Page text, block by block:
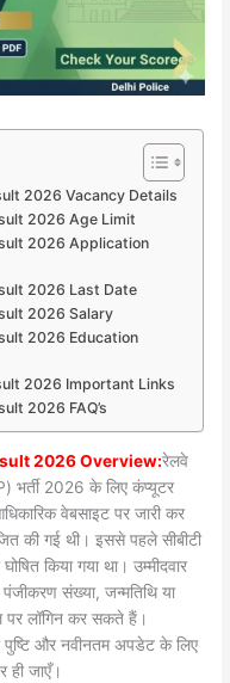
2026 Vacancy Details
2026 Age Limit
2026 Application
2026 Last Date
2026 Salary
2026 Education
2026 Important Links
2026 FAQ’s
2026 Overview:रेलवे
भर्ती 2026 के लिए कंप्यूटर
वेबसाइट पर जारी कर
की गई थी। इससे पहले सीबीटी
किया गया था। उम्मीदवार
संख्या, जन्मतिथि या
पर लॉगिन कर सकते हैं।
पुष्टि और नवीनतम अपडेट के लिए
जाएँ।